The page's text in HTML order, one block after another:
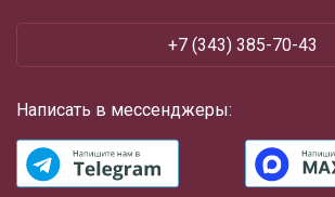
+7 (343) 385-70-43
Написать в мессенджеры: